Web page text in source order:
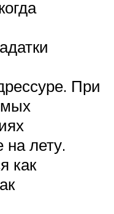
При
на лету.
как